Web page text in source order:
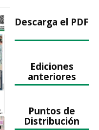
Descarga el PDF
Ediciones
anteriores
Puntos de
Distribución